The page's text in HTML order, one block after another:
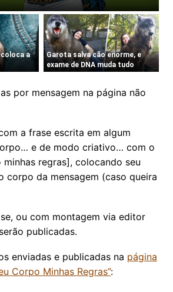
por mensagem na página não
a frase escrita em algum
e de modo criativo… com o
regras], colocando seu
corpo da mensagem (caso queira
ou com montagem via editor
publicadas.
enviadas e publicadas na página
Corpo Minhas Regras”: